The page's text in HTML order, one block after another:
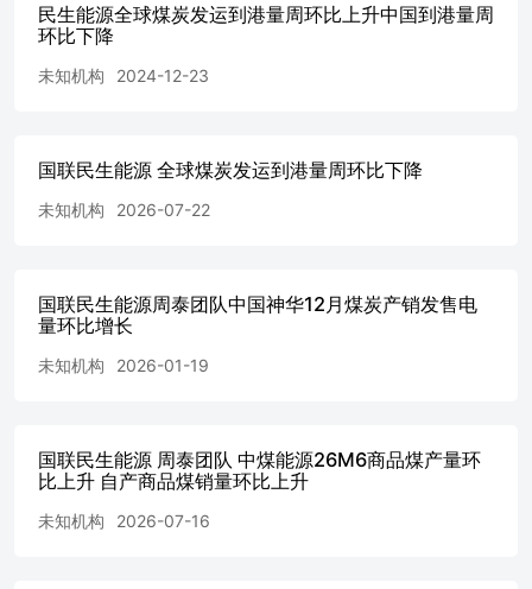
民生能源全球煤炭发运到港量周环比上升中国到港量周
环比下降
未知机构 2024-12-23
国联民生能源 全球煤炭发运到港量周环比下降
未知机构 2026-07-22
国联民生能源周泰团队中国神华12月煤炭产销发售电
量环比增长
未知机构 2026-01-19
国联民生能源 周泰团队 中煤能源26M6商品煤产量环
比上升 自产商品煤销量环比上升
未知机构 2026-07-16